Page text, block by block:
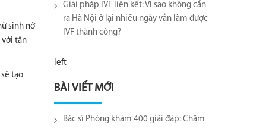
sinh nở
với tần
tạo
Giải pháp IVF liên kết: Vì sao không cần
ra Hà Nội ở lại nhiều ngày vẫn làm được
IVF thành công?
left
BÀI VIẾT MỚI
Bác sĩ Phòng khám 400 giải đáp: Chậm